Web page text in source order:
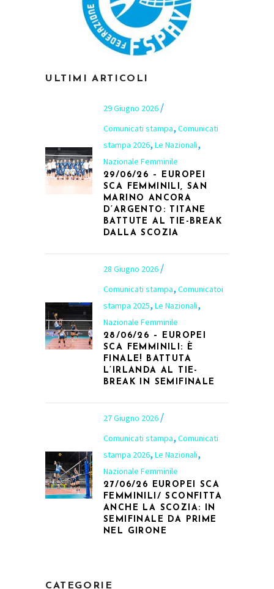
ULTIMI ARTICOLI
29 Giugno 2026
Comunicati stampa, Comunicati
stampa 2026, Le Nazionali,
Nazionale Femminile
29/06/26 – EUROPEI
SCA FEMMINILI, SAN
MARINO ANCORA
D’ARGENTO: TITANE
BATTUTE AL TIE-BREAK
DALLA SCOZIA
28 Giugno 2026
Comunicati stampa, Comunicatoi
stampa 2025, Le Nazionali,
Nazionale Femminile
28/06/26 – EUROPEI
SCA FEMMINILI: È
FINALE! BATTUTA
L’IRLANDA AL TIE-
BREAK IN SEMIFINALE
27 Giugno 2026
Comunicati stampa, Comunicati
stampa 2026, Le Nazionali,
Nazionale Femminile
27/06/26 EUROPEI SCA
FEMMINILI/ SCONFITTA
ANCHE LA SCOZIA: IN
SEMIFINALE DA PRIME
NEL GIRONE
CATEGORIE